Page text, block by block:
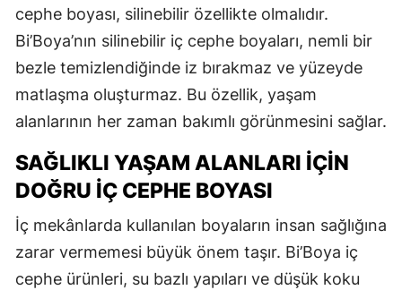
cephe boyası, silinebilir özellikte olmalıdır.
Bi’Boya’nın silinebilir iç cephe boyaları, nemli bir
bezle temizlendiğinde iz bırakmaz ve yüzeyde
matlaşma oluşturmaz. Bu özellik, yaşam
alanlarının her zaman bakımlı görünmesini sağlar.
SAĞLIKLI YAŞAM ALANLARI İÇIN
DOĞRU İÇ CEPHE BOYASI
İç mekânlarda kullanılan boyaların insan sağlığına
zarar vermemesi büyük önem taşır. Bi’Boya iç
cephe ürünleri, su bazlı yapıları ve düşük koku